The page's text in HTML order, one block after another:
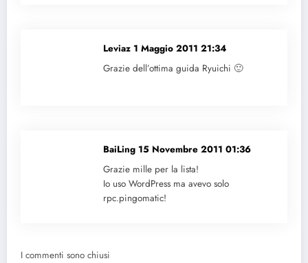
Leviaz 1 Maggio 2011 21:34
Grazie dell’ottima guida Ryuichi 🙂
BaiLing 15 Novembre 2011 01:36
Grazie mille per la lista!
Io uso WordPress ma avevo solo
rpc.pingomatic!
I commenti sono chiusi